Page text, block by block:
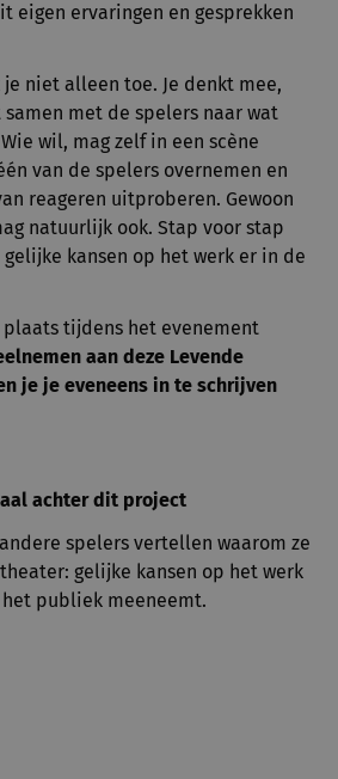
eigen ervaringen en gesprekken
niet alleen toe. Je denkt mee,
met de spelers naar wat
wil, mag zelf in een scène
van de spelers overnemen en
reageren uitproberen. Gewoon
natuurlijk ook. Stap voor stap
kansen op het werk er in de
tijdens het evenement
aan deze Levende
je je eveneens in te schrijven
achter dit project
spelers vertellen waarom ze
gelijke kansen op het werk
publiek meeneemt.